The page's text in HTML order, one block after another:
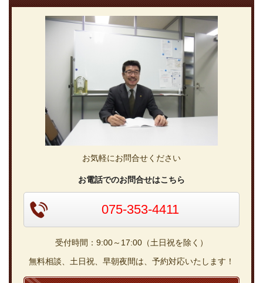
お気軽にお問合せください
お電話でのお問合せはこちら
075-353-4411
受付時間：9:00～17:00（土日祝を除く）
無料相談、土日祝、早朝夜間は、予約対応いたします！